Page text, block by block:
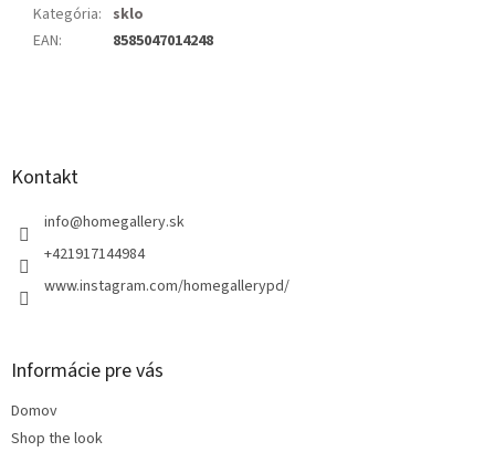
Kategória: sklo
EAN: 8585047014248
Kontakt
info@homegallery.sk
+421917144984
www.instagram.com/homegallerypd/
Informácie pre vás
Domov
Shop the look